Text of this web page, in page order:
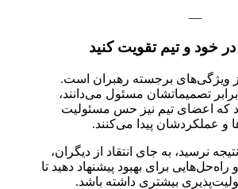
—
خود و تیم تقویت کنید
ویژگی‌های برجسته رهبران است.
تصمیماتشان مسئول می‌دانند،
که اعضای تیم نیز حس مسئولیت
و عملکردشان پیدا می‌کنند.
نرسید، به جای انتقاد از دیگران،
برای بهبود پیشنهاد دهید تا
بیشتری داشته باشد.